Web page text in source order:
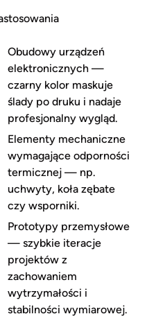
Obudowy urządzeń
elektronicznych —
czarny kolor maskuje
ślady po druku i nadaje
profesjonalny wygląd.
Elementy mechaniczne
wymagające odporności
termicznej — np.
uchwyty, koła zębate
czy wsporniki.
Prototypy przemysłowe
— szybkie iteracje
projektów z
zachowaniem
wytrzymałości i
stabilności wymiarowej.